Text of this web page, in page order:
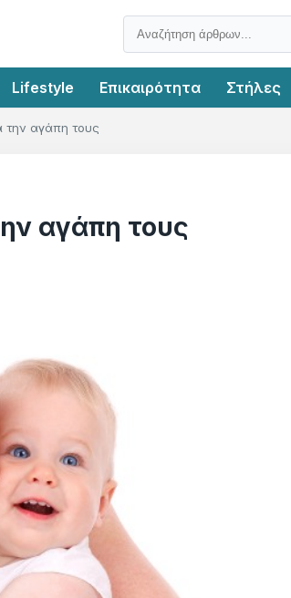
Lifestyle Επικαιρότητα Στήλες
αγάπη τους
αγάπη τους